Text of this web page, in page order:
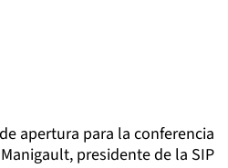
apertura para la conferencia
presidente de la SIP